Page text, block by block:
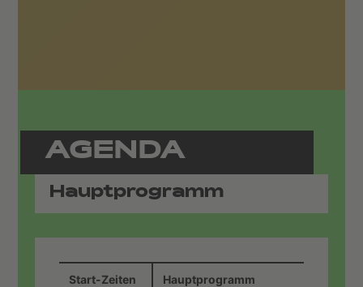
AGENDA
Hauptprogramm
Start-Zeiten Hauptprogramm